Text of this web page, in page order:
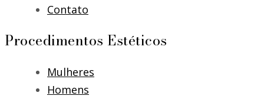
Contato
Procedimentos Estéticos
Mulheres
Homens